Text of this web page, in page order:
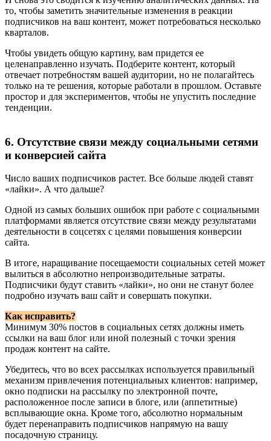
то, чтобы заметить значительные изменения в реакции
подписчиков на ваш контент, может потребоваться несколько
кварталов.
Чтобы увидеть общую картину, вам придется ее
целенаправленно изучать. Подберите контент, который
отвечает потребностям вашей аудитории, но не полагайтесь
только на те решения, которые работали в прошлом. Оставьте
простор и для экспериментов, чтобы не упустить последние
тенденции.
6. Отсутствие связи между социальными сетями
и конверсией сайта
Число ваших подписчиков растет. Все больше людей ставят
«лайки». А что дальше?
Одной из самых больших ошибок при работе с социальными
платформами является отсутствие связи между результатами
деятельности в соцсетях с целями повышения конверсии
сайта.
В итоге, наращивание посещаемости социальных сетей может
вылиться в абсолютно непроизводительные затраты.
Подписчики будут ставить «лайки», но они не станут более
подробно изучать ваш сайт и совершать покупки.
Как исправить?
Минимум 30% постов в социальных сетях должны иметь
ссылки на ваш блог или иной полезный с точки зрения
продаж контент на сайте.
Убедитесь, что во всех рассылках используется правильный
механизм привлечения потенциальных клиентов: например,
окно подписки на рассылку по электронной почте,
расположенное после записи в блоге, или (аппетитные)
всплывающие окна. Кроме того, абсолютно нормальным
будет перенаправить подписчиков напрямую на вашу
посадочную страницу.